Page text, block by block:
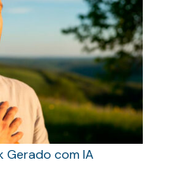
Gerado com IA